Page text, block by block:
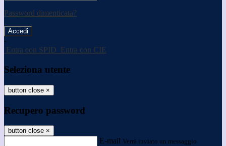
Password dimenticata?
-
Entra con SPID Entra con CIE
Seleziona utente
button close ×
Recupero password
button close ×
E-mail Verrà inviato un messaggio